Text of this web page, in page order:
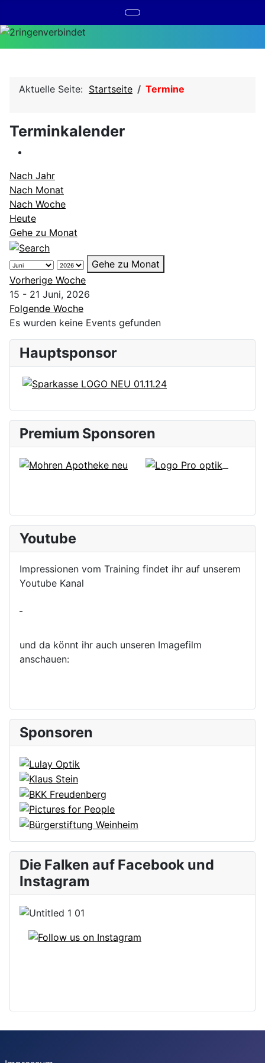
Aktuelle Seite: Startseite Termine
Terminkalender
Nach Jahr
Nach Monat
Nach Woche
Heute
Gehe zu Monat
Gehe zu Monat
Vorherige Woche
15 - 21 Juni, 2026
Folgende Woche
Es wurden keine Events gefunden
Hauptsponsor
Premium Sponsoren
Youtube
Impressionen vom Training findet ihr auf unserem
Youtube Kanal
und da könnt ihr auch unseren Imagefilm
anschauen:
Sponsoren
Die Falken auf Facebook und
Instagram